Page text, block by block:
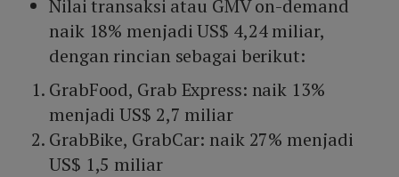
Nilai transaksi atau GMV on-demand
naik 18% menjadi US$ 4,24 miliar,
dengan rincian sebagai berikut:
GrabFood, Grab Express: naik 13%
menjadi US$ 2,7 miliar
GrabBike, GrabCar: naik 27% menjadi
US$ 1,5 miliar